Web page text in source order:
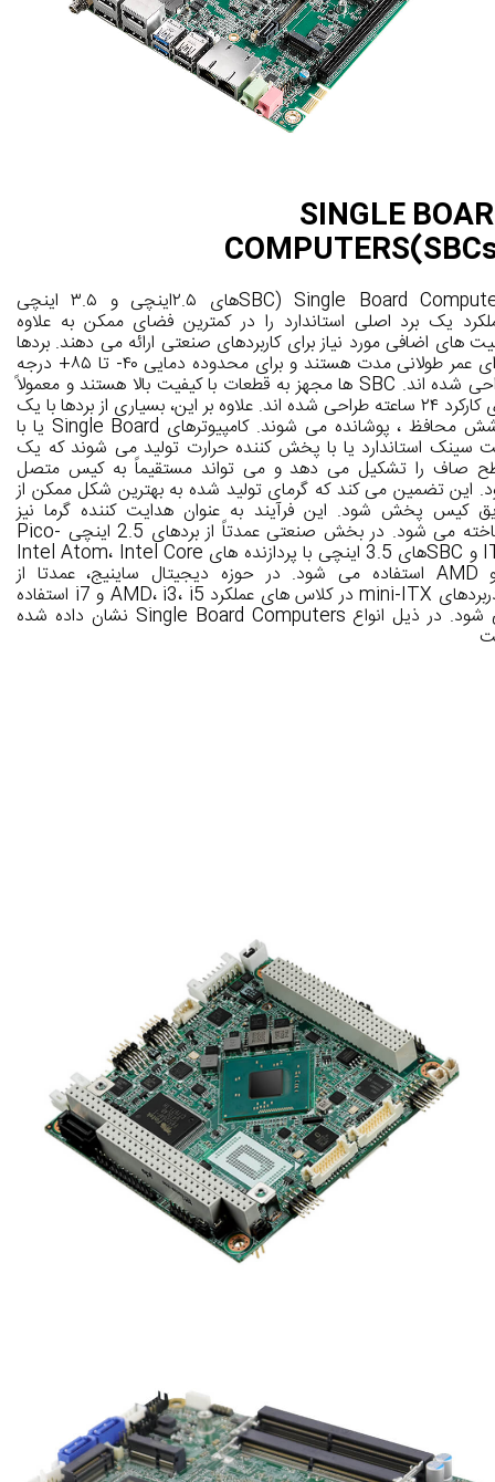
SINGLE
Single Board Computers (SBCهای ۲.۵اینچی و ۳.۵ اینچی
یک برد اصلی استاندارد را در کمترین فضای ممکن به علاوه
های اضافی مورد نیاز برای کاربردهای صنعتی ارائه می دهند. بردها
دارای عمر طولانی مدت هستند و برای محدوده دمایی ۴۰- تا ۸۵+ درجه
طراحی شده اند. SBC ها مجهز به قطعات با کیفیت بالا هستند و معمولاً
برای کارکرد ۲۴ ساعته طراحی شده اند. علاوه بر این، بسیاری از بردها با یک
پوشش محافظ ، پوشانده می شوند. کامپیوترهای Single Board یا با
سینک استاندارد یا با پخش کننده حرارت تولید می شوند که یک
صاف را تشکیل می دهد و می تواند مستقیماً به کیس متصل
این تضمین می کند که گرمای تولید شده به بهترین شکل ممکن از
کیس پخش شود. این فرآیند به عنوان هدایت کننده گرما نیز
شناخته می شود. در بخش صنعتی عمدتاً از بردهای 2.5 اینچی Pico-
ITX و SBCهای 3.5 اینچی با پردازنده های Intel Atom، Intel Core
i و AMD استفاده می شود. در حوزه دیجیتال ساینیج، عمدتا از
مادربردهای mini-ITX در کلاس های عملکرد AMD، i3، i5 و i7 استفاده
می شود. در ذیل انواع Single Board Computers نشان داده شده